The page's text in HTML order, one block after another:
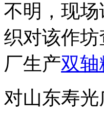
不明，现
织对该作
厂生产双轴
对山东寿